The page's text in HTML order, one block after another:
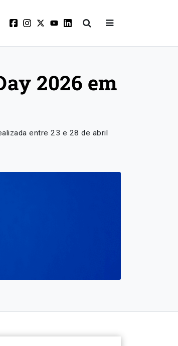
2026 em
entre 23 e 28 de abril